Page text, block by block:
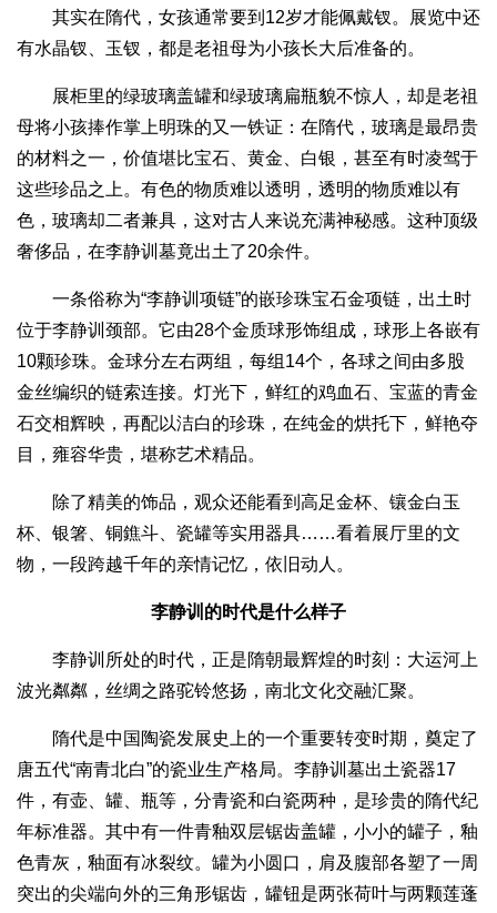
其实在隋代，女孩通常要到12岁才能佩戴钗。展览中还
有水晶钗、玉钗，都是老祖母为小孩长大后准备的。
展柜里的绿玻璃盖罐和绿玻璃扁瓶貌不惊人，却是老祖
母将小孩捧作掌上明珠的又一铁证：在隋代，玻璃是最昂贵
的材料之一，价值堪比宝石、黄金、白银，甚至有时凌驾于
这些珍品之上。有色的物质难以透明，透明的物质难以有
色，玻璃却二者兼具，这对古人来说充满神秘感。这种顶级
奢侈品，在李静训墓竟出土了20余件。
一条俗称为“李静训项链”的嵌珍珠宝石金项链，出土时
位于李静训颈部。它由28个金质球形饰组成，球形上各嵌有
10颗珍珠。金球分左右两组，每组14个，各球之间由多股
金丝编织的链索连接。灯光下，鲜红的鸡血石、宝蓝的青金
石交相辉映，再配以洁白的珍珠，在纯金的烘托下，鲜艳夺
目，雍容华贵，堪称艺术精品。
除了精美的饰品，观众还能看到高足金杯、镶金白玉
杯、银箸、铜鐎斗、瓷罐等实用器具……看着展厅里的文
物，一段跨越千年的亲情记忆，依旧动人。
李静训的时代是什么样子
李静训所处的时代，正是隋朝最辉煌的时刻：大运河上
波光粼粼，丝绸之路驼铃悠扬，南北文化交融汇聚。
隋代是中国陶瓷发展史上的一个重要转变时期，奠定了
唐五代“南青北白”的瓷业生产格局。李静训墓出土瓷器17
件，有壶、罐、瓶等，分青瓷和白瓷两种，是珍贵的隋代纪
年标准器。其中有一件青釉双层锯齿盖罐，小小的罐子，釉
色青灰，釉面有冰裂纹。罐为小圆口，肩及腹部各塑了一周
突出的尖端向外的三角形锯齿，罐钮是两张荷叶与两颗莲蓬